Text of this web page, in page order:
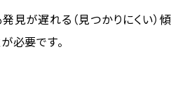
見が遅れる（見つかりにくい）傾
必要です。